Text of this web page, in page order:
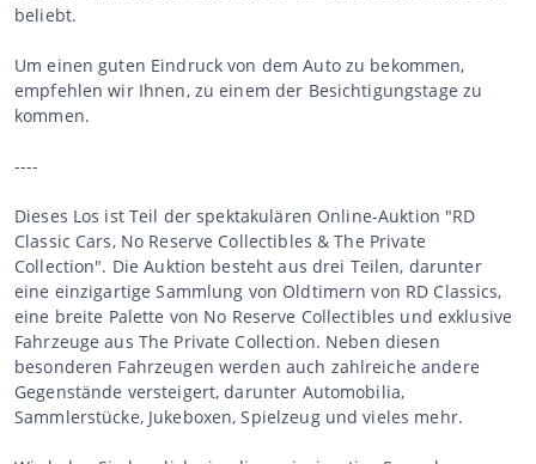
beliebt.
Um einen guten Eindruck von dem Auto zu bekommen,
empfehlen wir Ihnen, zu einem der Besichtigungstage zu
kommen.
----
Dieses Los ist Teil der spektakulären Online-Auktion "RD
Classic Cars, No Reserve Collectibles & The Private
Collection". Die Auktion besteht aus drei Teilen, darunter
eine einzigartige Sammlung von Oldtimern von RD Classics,
eine breite Palette von No Reserve Collectibles und exklusive
Fahrzeuge aus The Private Collection. Neben diesen
besonderen Fahrzeugen werden auch zahlreiche andere
Gegenstände versteigert, darunter Automobilia,
Sammlerstücke, Jukeboxen, Spielzeug und vieles mehr.